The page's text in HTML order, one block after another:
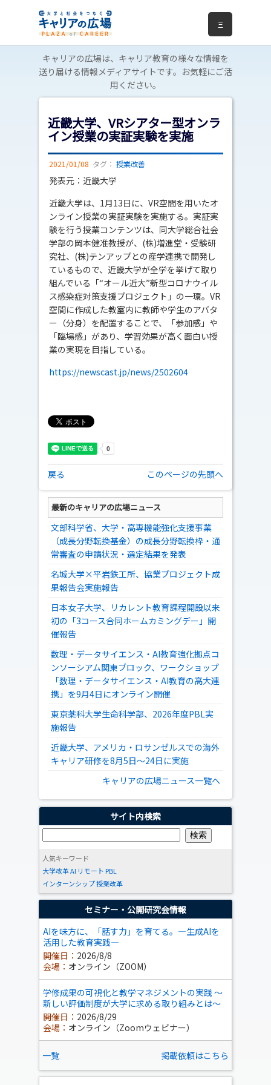
Ξ
キャリアの広場は、キャリア教育の様々な情報を
送り届ける情報メディアサイトです。お気軽にご活
用ください。
近畿大学、VRシアター型オンラ
イン授業の実証実験を実施
2021/01/08 タグ： 授業改善
発表元：近畿大学
近畿大学は、1月13日に、VR空間を用いたオ
ンライン授業の実証実験を実施する。実証実
験を行う授業コンテンツは、同大学総合社会
学部の岡本健准教授が、(株)増進堂・受験研
究社、(株)テンアップとの産学連携で開発し
ているもので、近畿大学が全学を挙げて取り
組んでいる「“オール近大”新型コロナウイル
ス感染症対策支援プロジェクト」の一環。VR
空間に作成した教室内に教師や学生のアバタ
ー（分身）を配置することで、「参加感」や
「臨場感」があり、学習効果が高く面白い授
業の実現を目指している。
https://newscast.jp/news/2502604
戻る このページの先頭へ
最新のキャリアの広場ニュース
文部科学省、大学・高専機能強化支援事業
（成長分野転換基金）の成長分野転換枠・通
常審査の申請状況・選定結果を発表
名城大学×平岩鉄工所、協業プロジェクト成
果報告会実施報告
日本女子大学、リカレント教育課程開設以来
初の「3コース合同ホームカミングデー」開
催報告
数理・データサイエンス・AI教育強化拠点コ
ンソーシアム関東ブロック、ワークショップ
「数理・データサイエンス・AI教育の高大連
携」を9月4日にオンライン開催
東京薬科大学生命科学部、2026年度PBL実
施報告
近畿大学、アメリカ・ロサンゼルスでの海外
キャリア研修を8月5日～24日に実施
キャリアの広場ニュース一覧へ
サイト内検索
人気キーワード
大学改革AI リモート PBL
インターンシップ授業改革
セミナー・公開研究会情報
AIを味方に、「話す力」を育てる。―生成AIを
活用した教育実践―
開催日： 2026/8/8
会場： オンライン（ZOOM）
学修成果の可視化と教学マネジメントの実践 ～
新しい評価制度が大学に求める取り組みとは～
開催日： 2026/8/29
会場： オンライン（Zoomウェビナー）
一覧 掲載依頼はこちら